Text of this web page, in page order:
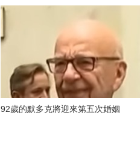
92歲的默多克將迎來第五次婚姻